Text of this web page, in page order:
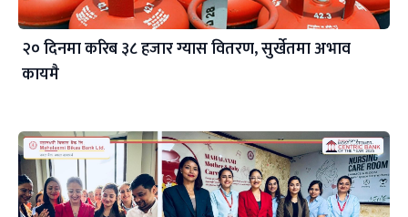
२० दिनमा करिब ३८ हजार ग्यास वितरण, सुर्खेतमा अभाव
कायमै